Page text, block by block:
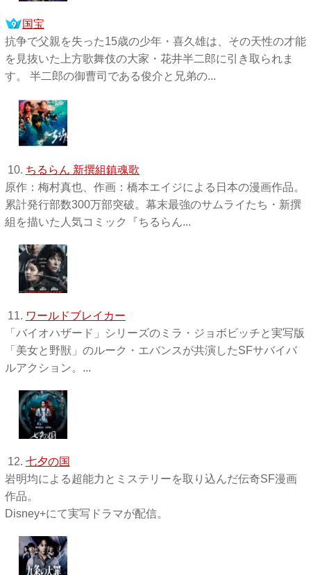
国宝
抗争で父親を失った15歳の少年・喜久雄は、その天性の才能
を見抜いた上方歌舞伎の大家・花井半二郎に引き取られま
す。 半二郎の御曹司である俊介と兄弟の...
10. ちるらん 新撰組鎮魂歌
原作：梅村真也、作画：橋本エイジによる日本の漫画作品。
累計発行部数300万部突破。幕末最強のサムライたち・新撰
組を描いた人気コミック『ちるらん...
11. ワールドブレイカー
「バイオハザード」シリーズのミラ・ジョボビッチと実写版
「美女と野獣」のルーク・エバンスが共演したSFサバイバ
ルアクション。...
12. 七夕の国
岩明均による超能力とミステリーを取り込んだ伝奇SF漫画
作品。
Disney+にて実写ドラマが配信。